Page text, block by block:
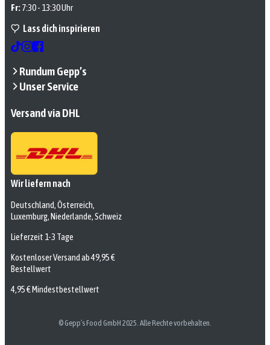
Fr:7:30 - 13:30 Uhr
Lass dich inspirieren
Rundum Gepp’s
Unser Service
Versand via DHL
Wir liefern nach
Deutschland, Österreich,
Luxemburg, Niederlande, Schweiz
Lieferzeit 1-3 Tage
Kostenloser Versand ab 49,95 €
Bestellwert
4,95 € Mindestbestellwert
© Gepp’s Food GmbH 2025. Alle Rechte vorbehalten.